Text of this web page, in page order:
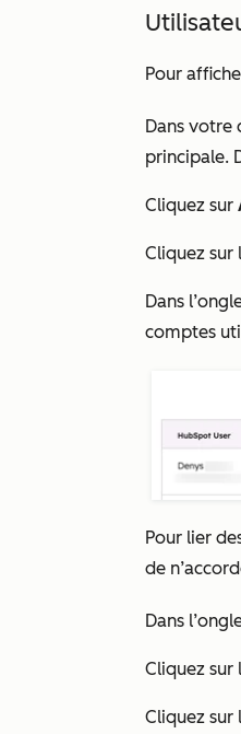
Pour
Dans votre
principale.
Cliquez sur
Cliquez
Dans
comptes
Pour lier
de
Dans
Cliquez sur
Cliquez sur